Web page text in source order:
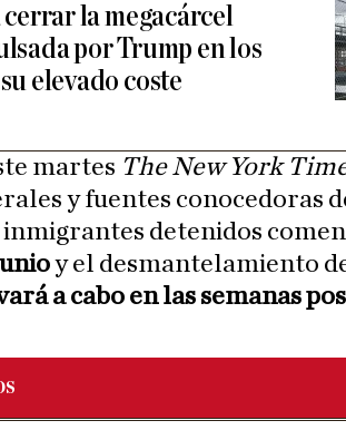
la megacárcel
por Trump en los
elevado coste
martes The New York
y fuentes conocedoras
detenidos
y el desmantelamiento
a cabo en las semanas